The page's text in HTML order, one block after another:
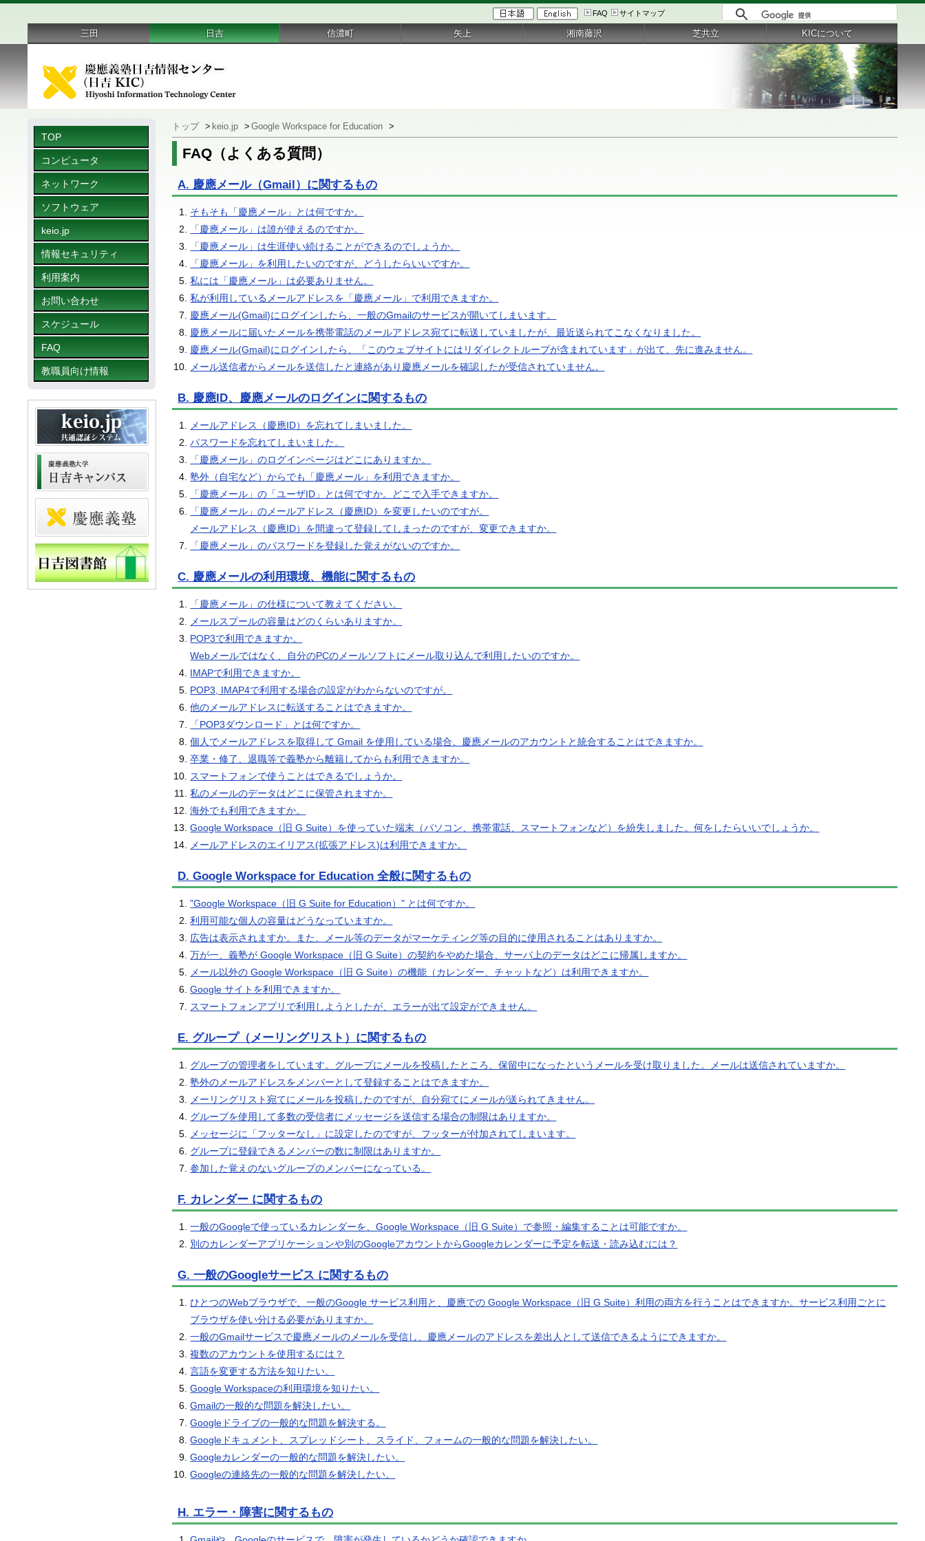
FAQ サイトマップ
TOP
コンピュータ
ネットワーク
ソフトウェア
keio.jp
情報セキュリティ
利用案内
お問い合わせ
スケジュール
FAQ
教職員向け情報
トップ > keio.jp > Google Workspace for Education >
FAQ（よくある質問）
A. 慶應メール（Gmail）に関するもの
そもそも「慶應メール」とは何ですか。
「慶應メール」は誰が使えるのですか。
「慶應メール」は生涯使い続けることができるのでしょうか。
「慶應メール」を利用したいのですが、どうしたらいいですか。
私には「慶應メール」は必要ありません。
私が利用しているメールアドレスを「慶應メール」で利用できますか。
慶應メール(Gmail)にログインしたら、一般のGmailのサービスが開いてしまいます。
慶應メールに届いたメールを携帯電話のメールアドレス宛てに転送していましたが、最近送られてこなくなりました。
慶應メール(Gmail)にログインしたら、「このウェブサイトにはリダイレクトループが含まれています」が出て、先に進みません。
メール送信者からメールを送信したと連絡があり慶應メールを確認したが受信されていません。
B. 慶應ID、慶應メールのログインに関するもの
メールアドレス（慶應ID）を忘れてしまいました。
パスワードを忘れてしまいました。
「慶應メール」のログインページはどこにありますか。
塾外（自宅など）からでも「慶應メール」を利用できますか。
「慶應メール」の「ユーザID」とは何ですか。どこで入手できますか。
「慶應メール」のメールアドレス（慶應ID）を変更したいのですが。
メールアドレス（慶應ID）を間違って登録してしまったのですが、変更できますか。
「慶應メール」のパスワードを登録した覚えがないのですか。
C. 慶應メールの利用環境、機能に関するもの
「慶應メール」の仕様について教えてください。
メールスプールの容量はどのくらいありますか。
POP3で利用できますか。
Webメールではなく、自分のPCのメールソフトにメール取り込んで利用したいのですか。
IMAPで利用できますか。
POP3, IMAP4で利用する場合の設定がわからないのですが。
他のメールアドレスに転送することはできますか。
「POP3ダウンロード」とは何ですか。
個人でメールアドレスを取得して Gmail を使用している場合、慶應メールのアカウントと統合することはできますか。
卒業・修了、退職等で義塾から離籍してからも利用できますか。
スマートフォンで使うことはできるでしょうか。
私のメールのデータはどこに保管されますか。
海外でも利用できますか。
Google Workspace（旧 G Suite）を使っていた端末（パソコン、携帯電話、スマートフォンなど）を紛失しました。何をしたらいいでしょうか。
メールアドレスのエイリアス(拡張アドレス)は利用できますか。
D. Google Workspace for Education 全般に関するもの
"Google Workspace（旧 G Suite for Education）" とは何ですか。
利用可能な個人の容量はどうなっていますか。
広告は表示されますか。また、メール等のデータがマーケティング等の目的に使用されることはありますか。
万が一、義塾が Google Workspace（旧 G Suite）の契約をやめた場合、サーバ上のデータはどこに帰属しますか。
メール以外の Google Workspace（旧 G Suite）の機能（カレンダー、チャットなど）は利用できますか。
Google サイトを利用できますか。
スマートフォンアプリで利用しようとしたが、エラーが出て設定ができません。
E. グループ（メーリングリスト）に関するもの
グループの管理者をしています。グループにメールを投稿したところ、保留中になったというメールを受け取りました。メールは送信されていますか。
塾外のメールアドレスをメンバーとして登録することはできますか。
メーリングリスト宛てにメールを投稿したのですが、自分宛てにメールが送られてきません。
グループを使用して多数の受信者にメッセージを送信する場合の制限はありますか。
メッセージに「フッターなし」に設定したのですが、フッターが付加されてしまいます。
グループに登録できるメンバーの数に制限はありますか。
参加した覚えのないグループのメンバーになっている。
F. カレンダー に関するもの
一般のGoogleで使っているカレンダーを、Google Workspace（旧 G Suite）で参照・編集することは可能ですか。
別のカレンダーアプリケーションや別のGoogleアカウントからGoogleカレンダーに予定を転送・読み込むには？
G. 一般のGoogleサービス に関するもの
ひとつのWebブラウザで、一般のGoogle サービス利用と、慶應での Google Workspace（旧 G Suite）利用の両方を行うことはできますか。サービス利用ごとに
ブラウザを使い分ける必要がありますか。
一般のGmailサービスで慶應メールのメールを受信し、慶應メールのアドレスを差出人として送信できるようにできますか。
複数のアカウントを使用するには？
言語を変更する方法を知りたい。
Google Workspaceの利用環境を知りたい。
Gmailの一般的な問題を解決したい。
Googleドライブの一般的な問題を解決する。
Googleドキュメント、スプレッドシート、スライド、フォームの一般的な問題を解決したい。
Googleカレンダーの一般的な問題を解決したい。
Googleの連絡先の一般的な問題を解決したい。
H. エラー・障害に関するもの
三田 日吉 信濃町 矢上 湘南藤沢 芝共立 KICについて